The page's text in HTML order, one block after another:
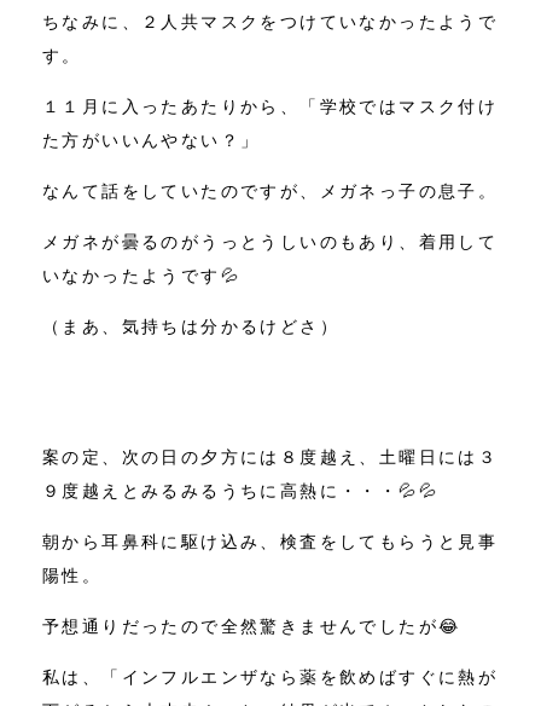
ちなみに、２人共マスクをつけていなかったようで
す。
１１月に入ったあたりから、「学校ではマスク付け
た方がいいんやない？」
なんて話をしていたのですが、メガネっ子の息子。
メガネが曇るのがうっとうしいのもあり、着用して
いなかったようです💦
（まあ、気持ちは分かるけどさ）
案の定、次の日の夕方には８度越え、土曜日には３
９度越えとみるみるうちに高熱に・・・💦💦
朝から耳鼻科に駆け込み、検査をしてもらうと見事
陽性。
予想通りだったので全然驚きませんでしたが😂
私は、「インフルエンザなら薬を飲めばすぐに熱が